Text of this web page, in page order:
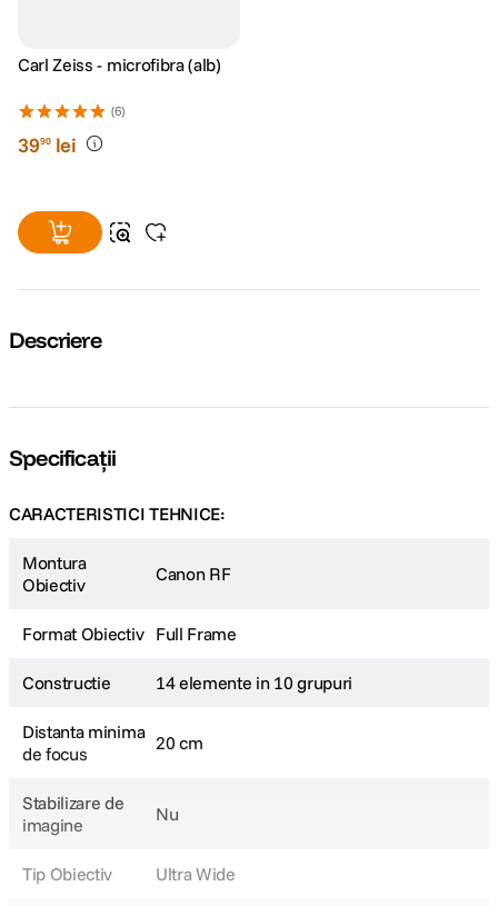
Carl Zeiss - microfibra (alb)
(6)
3990 lei
Descriere
Specificații
CARACTERISTICI TEHNICE:
Montura
Obiectiv
Canon RF
Format Obiectiv Full Frame
Constructie 14 elemente in 10 grupuri
Distanta minima
de focus
20 cm
Stabilizare de
imagine
Nu
Tip Obiectiv Ultra Wide